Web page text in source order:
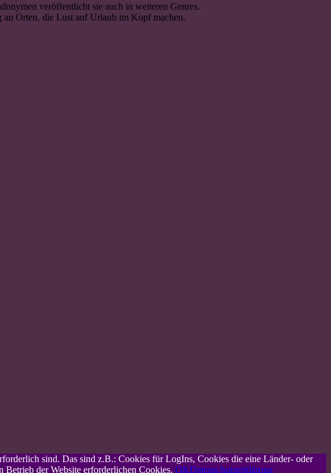
veröffentlicht sie auch in weiteren Genres.
an Orten, die Lust auf Urlaub im Kopf machen.
sind. Das sind z.B.: Cookies für LogIns, Cookies die eine Länder- oder
der Website erforderlichen Cookies. OKDatenschutzerklärung